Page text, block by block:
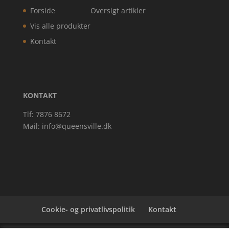
Forside
Vis alle produkter
Kontakt
Oversigt artikler
KONTAKT
Tlf: 7876 8672
Mail: info@queensville.dk
Cookie- og privatlivspolitik Kontakt